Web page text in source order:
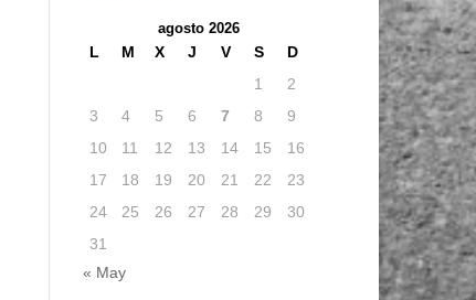
agosto 2026
L M X J V S
D
1
2
3
4 5 6 7 8
9
10
11 12 13 14 15
16
17
18 19 20 21 22
23
24
25 26 27 28 29
30
31
« May